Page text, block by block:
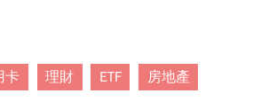
卡 理財 ETF 房地產